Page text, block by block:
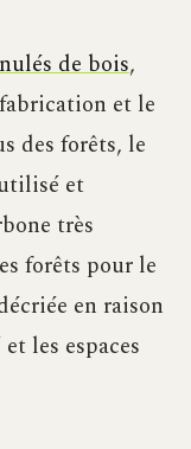
de bois,
et le
des forêts, le
et
très
forêts pour le
en raison
les espaces